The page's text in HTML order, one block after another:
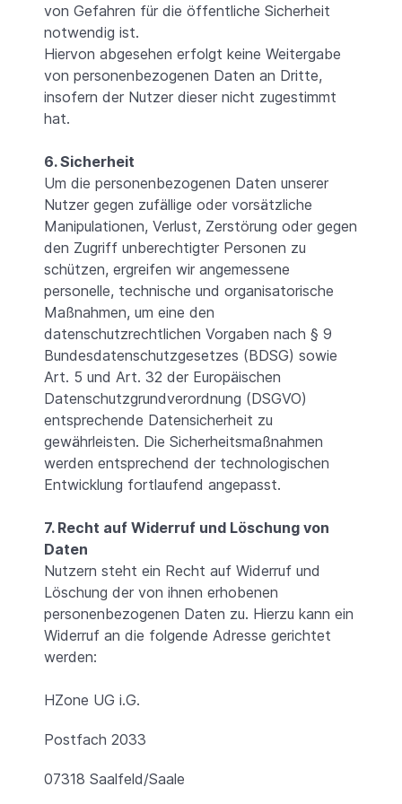
von Gefahren für die öffentliche Sicherheit
notwendig ist.
Hiervon abgesehen erfolgt keine Weitergabe
von personenbezogenen Daten an Dritte,
insofern der Nutzer dieser nicht zugestimmt
hat.
6. Sicherheit
Um die personenbezogenen Daten unserer
Nutzer gegen zufällige oder vorsätzliche
Manipulationen, Verlust, Zerstörung oder gegen
den Zugriff unberechtigter Personen zu
schützen, ergreifen wir angemessene
personelle, technische und organisatorische
Maßnahmen, um eine den
datenschutzrechtlichen Vorgaben nach § 9
Bundesdatenschutzgesetzes (BDSG) sowie
Art. 5 und Art. 32 der Europäischen
Datenschutzgrundverordnung (DSGVO)
entsprechende Datensicherheit zu
gewährleisten. Die Sicherheitsmaßnahmen
werden entsprechend der technologischen
Entwicklung fortlaufend angepasst.
7. Recht auf Widerruf und Löschung von
Daten
Nutzern steht ein Recht auf Widerruf und
Löschung der von ihnen erhobenen
personenbezogenen Daten zu. Hierzu kann ein
Widerruf an die folgende Adresse gerichtet
werden:
HZone UG i.G.
Postfach 2033
07318 Saalfeld/Saale